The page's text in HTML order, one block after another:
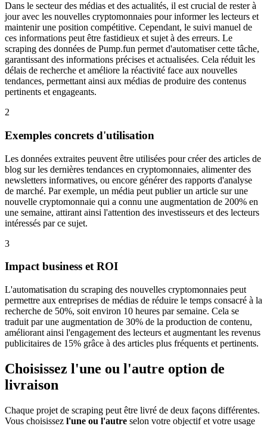
Dans le secteur des médias et des actualités, il est crucial de rester à
jour avec les nouvelles cryptomonnaies pour informer les lecteurs et
maintenir une position compétitive. Cependant, le suivi manuel de
ces informations peut être fastidieux et sujet à des erreurs. Le
scraping des données de Pump.fun permet d'automatiser cette tâche,
garantissant des informations précises et actualisées. Cela réduit les
délais de recherche et améliore la réactivité face aux nouvelles
tendances, permettant ainsi aux médias de produire des contenus
pertinents et engageants.
2
Exemples concrets d'utilisation
Les données extraites peuvent être utilisées pour créer des articles de
blog sur les dernières tendances en cryptomonnaies, alimenter des
newsletters informatives, ou encore générer des rapports d'analyse
de marché. Par exemple, un média peut publier un article sur une
nouvelle cryptomonnaie qui a connu une augmentation de 200% en
une semaine, attirant ainsi l'attention des investisseurs et des lecteurs
intéressés par ce sujet.
3
Impact business et ROI
L'automatisation du scraping des nouvelles cryptomonnaies peut
permettre aux entreprises de médias de réduire le temps consacré à la
recherche de 50%, soit environ 10 heures par semaine. Cela se
traduit par une augmentation de 30% de la production de contenu,
améliorant ainsi l'engagement des lecteurs et augmentant les revenus
publicitaires de 15% grâce à des articles plus fréquents et pertinents.
Choisissez l'une ou l'autre option de
livraison
Chaque projet de scraping peut être livré de deux façons différentes.
Vous choisissez l'une ou l'autre selon votre objectif et votre usage